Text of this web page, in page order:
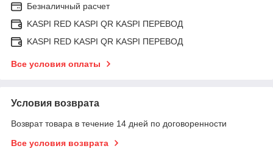
Безналичный расчет
KASPI RED KASPI QR KASPI ПЕРЕВОД
KASPI RED KASPI QR KASPI ПЕРЕВОД
Все условия оплаты
Условия возврата
Возврат товара в течение 14 дней по договоренности
Все условия возврата